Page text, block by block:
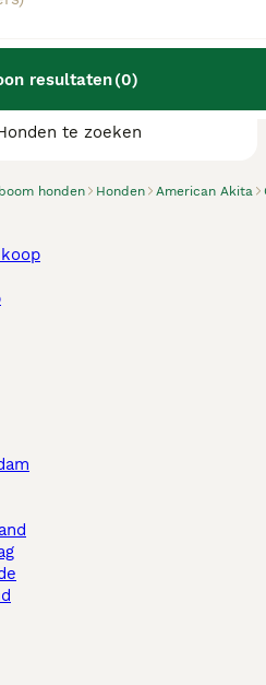
resultaten(0)
honden Honden American Akita
Akita fokkers, Losser
te zoeken